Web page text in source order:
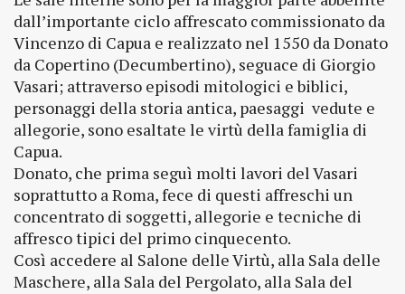
dall’importante ciclo affrescato commissionato da
Vincenzo di Capua e realizzato nel 1550 da Donato
da Copertino (Decumbertino), seguace di Giorgio
Vasari; attraverso episodi mitologici e biblici,
personaggi della storia antica, paesaggi vedute e
allegorie, sono esaltate le virtù della famiglia di
Capua.
Donato, che prima seguì molti lavori del Vasari
soprattutto a Roma, fece di questi affreschi un
concentrato di soggetti, allegorie e tecniche di
affresco tipici del primo cinquecento.
Così accedere al Salone delle Virtù, alla Sala delle
Maschere, alla Sala del Pergolato, alla Sala del